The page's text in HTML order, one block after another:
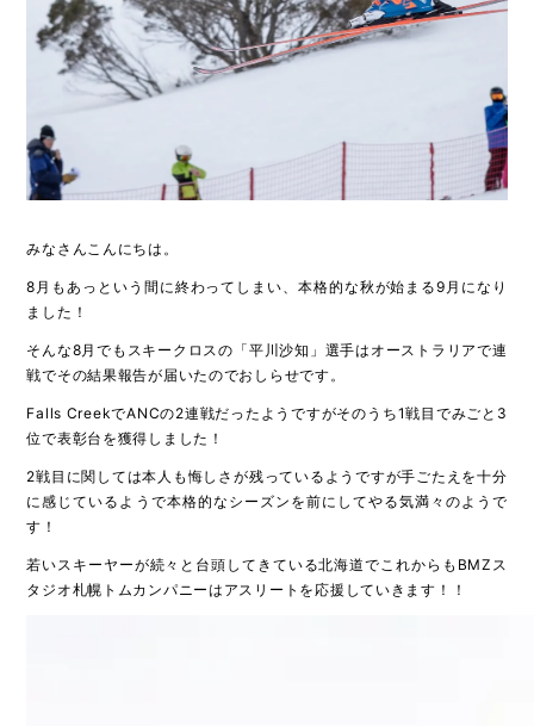
みなさんこんにちは。
8月もあっという間に終わってしまい、本格的な秋が始まる9月になり
ました！
そんな8月でもスキークロスの「平川沙知」選手はオーストラリアで連
戦でその結果報告が届いたのでおしらせです。
Falls CreekでANCの2連戦だったようですがそのうち1戦目でみごと3
位で表彰台を獲得しました！
2戦目に関しては本人も悔しさが残っているようですが手ごたえを十分
に感じているようで本格的なシーズンを前にしてやる気満々のようで
す！
若いスキーヤーが続々と台頭してきている北海道でこれからもBMZス
タジオ札幌トムカンパニーはアスリートを応援していきます！！